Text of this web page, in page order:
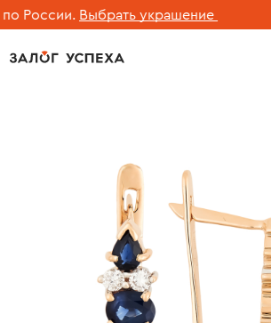
России. Выбрать украшение